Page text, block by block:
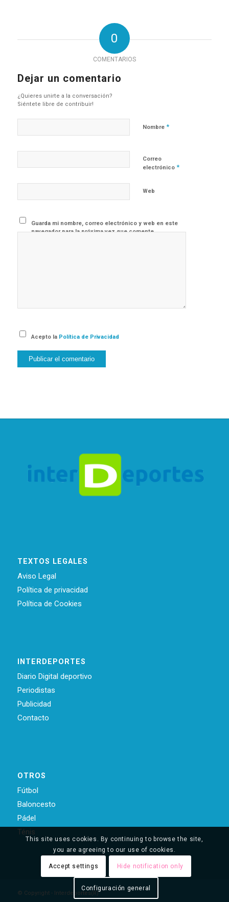
0
COMENTARIOS
Dejar un comentario
¿Quieres unirte a la conversación?
Siéntete libre de contribuir!
Nombre *
Correo
electrónico *
Web
Guarda mi nombre, correo electrónico y web en este
navegador para la próxima vez que comente.
Acepto la Política de Privacidad
TEXTOS LEGALES
Aviso Legal
Política de privacidad
Política de Cookies
INTERDEPORTES
Diario Digital deportivo
Periodistas
Publicidad
Contacto
OTROS
Fútbol
Baloncesto
Pádel
Ténis
© Copyright - Interdeportes(R)
This site uses cookies. By continuing to browse the site,
you are agreeing to our use of cookies.
Accept settings Hide notification only
Configuración general